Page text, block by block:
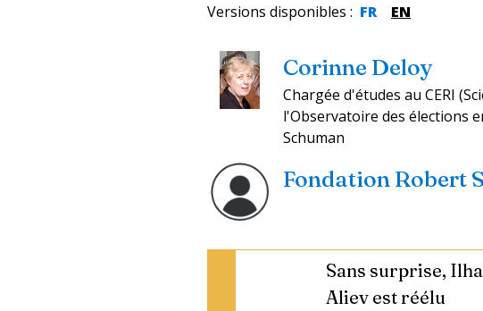
Versions disponibles : FR EN
Corinne Deloy
Chargée d'études au CERI
l'Observatoire des élections
Schuman
Fondation Robert
Sans surprise,
Aliev est réélu